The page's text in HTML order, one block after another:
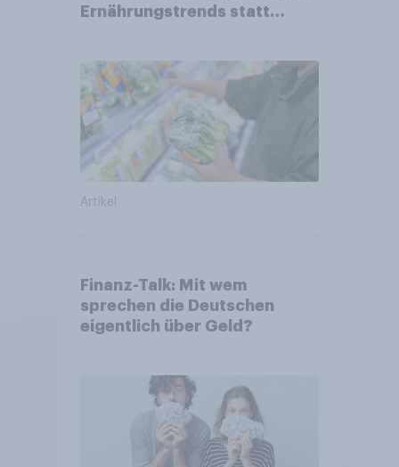
Ernährungstrends statt
Artikel
Finanz-Talk: Mit wem
sprechen die Deutschen
eigentlich über Geld?